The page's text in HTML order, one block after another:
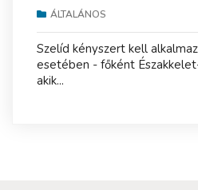
ÁLTALÁNOS
Szelíd kényszert kell
esetében - főként
akik...